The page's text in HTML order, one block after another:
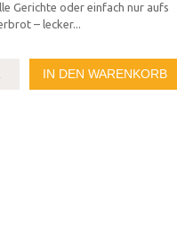
Gerichte oder einfach nur aufs
– lecker...
IN DEN WARENKORB